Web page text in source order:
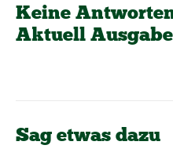
Keine
Aktuell
Sag etwas dazu